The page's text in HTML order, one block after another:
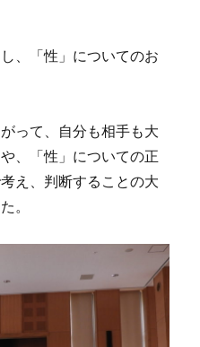
、「性」についてのお
って、自分も相手も大
、「性」についての正
え、判断することの大
。